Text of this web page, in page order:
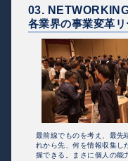
03.
各業界の事業変革
最前線でものを考え、最先
れから先、何を情報収集し
握できる。まさに個人の能